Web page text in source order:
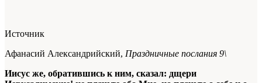
Источник
Афанасий Александрийский, Праздничные послания 9\
Иисус же, обратившись к ним, сказал: дщери